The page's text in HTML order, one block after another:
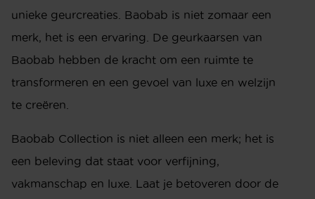
unieke geurcreaties. Baobab is niet zomaar een
merk, het is een ervaring. De geurkaarsen van
Baobab hebben de kracht om een ruimte te
transformeren en een gevoel van luxe en welzijn
te creëren.
Baobab Collection is niet alleen een merk; het is
een beleving dat staat voor verfijning,
vakmanschap en luxe. Laat je betoveren door de